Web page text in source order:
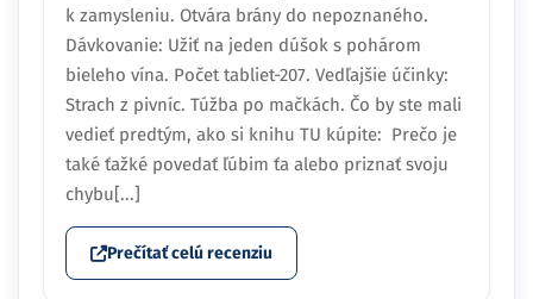
k zamysleniu. Otvára brány do nepoznaného.
Dávkovanie: Užiť na jeden dúšok s pohárom
bieleho vína. Počet tabliet-207. Vedľajšie účinky:
Strach z pivníc. Túžba po mačkách. Čo by ste mali
vedieť predtým, ako si knihu TU kúpite: Prečo je
také ťažké povedať ľúbim ťa alebo priznať svoju
chybu[...]
Prečítať celú recenziu